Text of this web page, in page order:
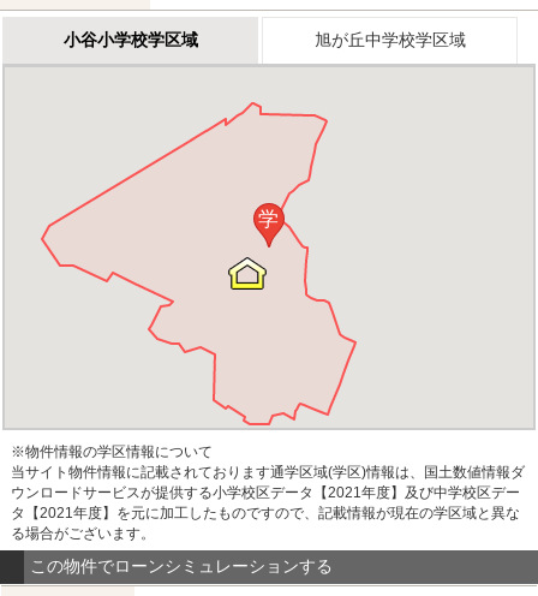
小谷小学校学区域 旭が丘中学校学区域
学
※物件情報の学区情報について
当サイト物件情報に記載されております通学区域(学区)情報は、国土数値情報ダ
ウンロードサービスが提供する小学校区データ【2021年度】及び中学校区デー
タ【2021年度】を元に加工したものですので、記載情報が現在の学区域と異な
る場合がございます。
この物件でローンシミュレーションする